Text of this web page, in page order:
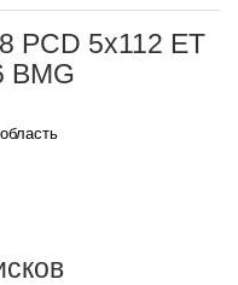
PCD 5x112 ET
BMG